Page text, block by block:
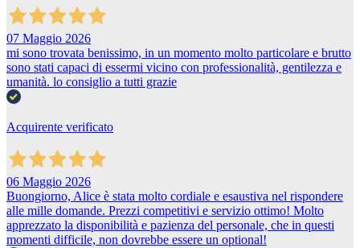
07 Maggio 2026
mi sono trovata benissimo, in un momento molto particolare e brutto
sono stati capaci di essermi vicino con professionalità, gentilezza e
umanità. lo consiglio a tutti grazie
Acquirente verificato
06 Maggio 2026
Buongiorno, Alice è stata molto cordiale e esaustiva nel rispondere
alle mille domande. Prezzi competitivi e servizio ottimo! Molto
apprezzato la disponibilità e pazienza del personale, che in questi
momenti difficile, non dovrebbe essere un optional!